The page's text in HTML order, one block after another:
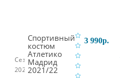
Сезон:
2021/22
Спортивный
костюм
Атлетико
Мадрид
2021/22
3 990р.
В